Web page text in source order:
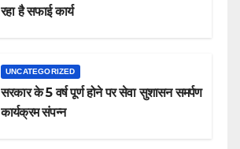
रहा है सफाई कार्य
UNCATEGORIZED
सरकार के 5 वर्ष पूर्ण होने पर सेवा सुशासन समर्पण
कार्यक्रम संपन्न